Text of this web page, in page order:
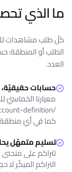
ما الذي
كلّ طلب مشاهدات
الطلب أو المنطقة:
العدد.
حسابات حقيقيّة،
معيارنا الخماسيّ
كما في أيّ
تسليم متمهّل
تتراكم على
التراكم المبكّر